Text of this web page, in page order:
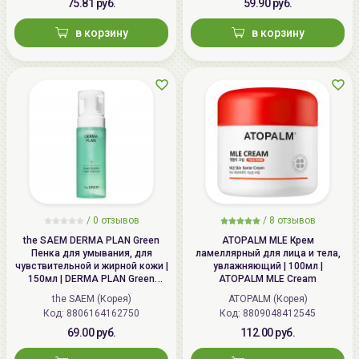
75.81 руб.
в корзину
59.90 руб.
в корзину
/ 0 отзывов
the SAEM DERMA PLAN Green
Пенка для умывания, для
чувствительной и жирной кожи |
150мл | DERMA PLAN Green
Bubble Foam Cleanser
the SAEM (Корея)
Код: 8806164162750
69.00 руб.
/ 8 отзывов
ATOPALM MLE Крем
ламеллярный для лица и тела,
увлажняющий | 100мл |
ATOPALM MLE Cream
ATOPALM (Корея)
Код: 8809048412545
112.00 руб.